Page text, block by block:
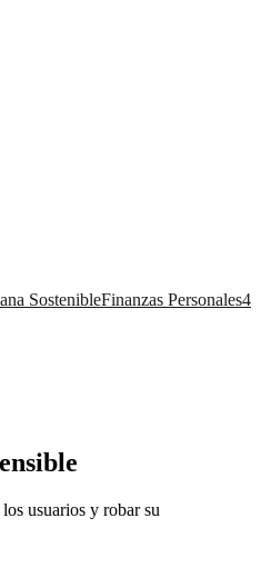
SostenibleFinanzas Personales4
usuarios y robar su